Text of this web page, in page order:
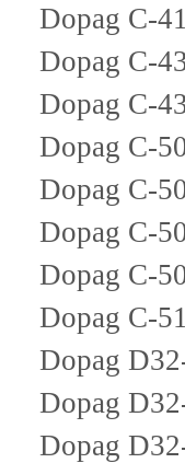
Dopag C-
Dopag C-
Dopag C-
Dopag C-
Dopag C-
Dopag C-
Dopag C-
Dopag C-
Dopag
Dopag
Dopag